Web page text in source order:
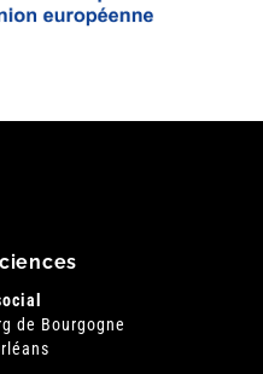
de Bourgogne